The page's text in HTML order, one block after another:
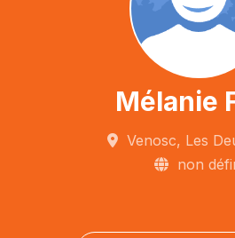
Mélanie
Venosc, Les
non